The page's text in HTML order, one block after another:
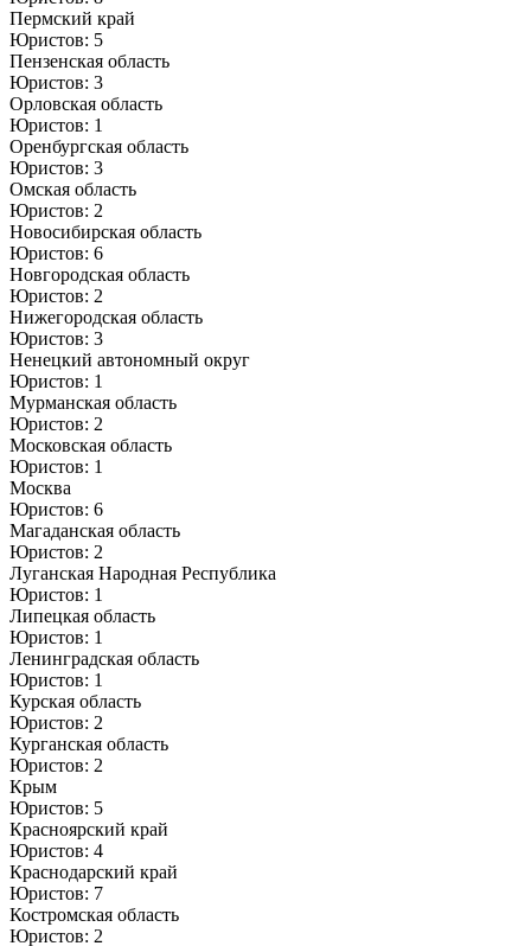
Пермский край
Юристов: 5
Пензенская область
Юристов: 3
Орловская область
Юристов: 1
Оренбургская область
Юристов: 3
Омская область
Юристов: 2
Новосибирская область
Юристов: 6
Новгородская область
Юристов: 2
Нижегородская область
Юристов: 3
Ненецкий автономный округ
Юристов: 1
Мурманская область
Юристов: 2
Московская область
Юристов: 1
Москва
Юристов: 6
Магаданская область
Юристов: 2
Луганская Народная Республика
Юристов: 1
Липецкая область
Юристов: 1
Ленинградская область
Юристов: 1
Курская область
Юристов: 2
Курганская область
Юристов: 2
Крым
Юристов: 5
Красноярский край
Юристов: 4
Краснодарский край
Юристов: 7
Костромская область
Юристов: 2